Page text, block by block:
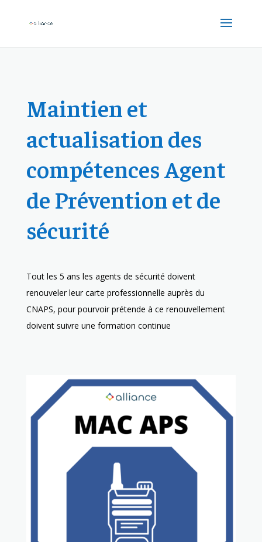
Maintien et
actualisation des
compétences Agent
de Prévention et de
sécurité
Tout les 5 ans les agents de sécurité doivent
renouveler leur carte professionnelle auprès du
CNAPS, pour pourvoir prétende à ce renouvellement
doivent suivre une formation continue